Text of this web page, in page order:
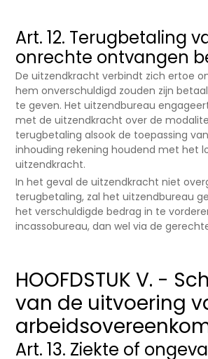
Art. 12. Terugbetaling
onrechte ontvangen
De uitzendkracht verbindt zich ertoe
hem onverschuldigd zouden zijn
te geven. Het uitzendbureau
met de uitzendkracht over de
terugbetaling alsook de toepassing
inhouding rekening houdend met het
uitzendkracht.
In het geval de uitzendkracht niet
terugbetaling, zal het uitzendbureau
het verschuldigde bedrag in te
incassobureau, dan wel via de
HOOFDSTUK V. -
van de uitvoering
Art. 13. Ziekte of